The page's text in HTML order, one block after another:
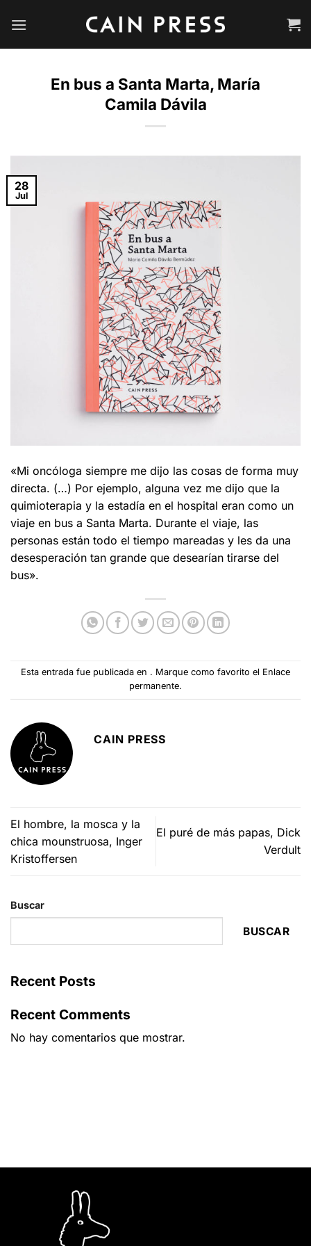
En bus a Santa Marta, María
Camila Dávila
28
Jul
«Mi oncóloga siempre me dijo las cosas de forma muy
directa. (…) Por ejemplo, alguna vez me dijo que la
quimioterapia y la estadía en el hospital eran como un
viaje en bus a Santa Marta. Durante el viaje, las
personas están todo el tiempo mareadas y les da una
desesperación tan grande que desearían tirarse del
bus».
Esta entrada fue publicada en . Marque como favorito el Enlace
permanente.
CAIN PRESS
El hombre, la mosca y la
chica mounstruosa, Inger
Kristoffersen
El puré de más papas, Dick
Verdult
Buscar
BUSCAR
Recent Posts
Recent Comments
No hay comentarios que mostrar.